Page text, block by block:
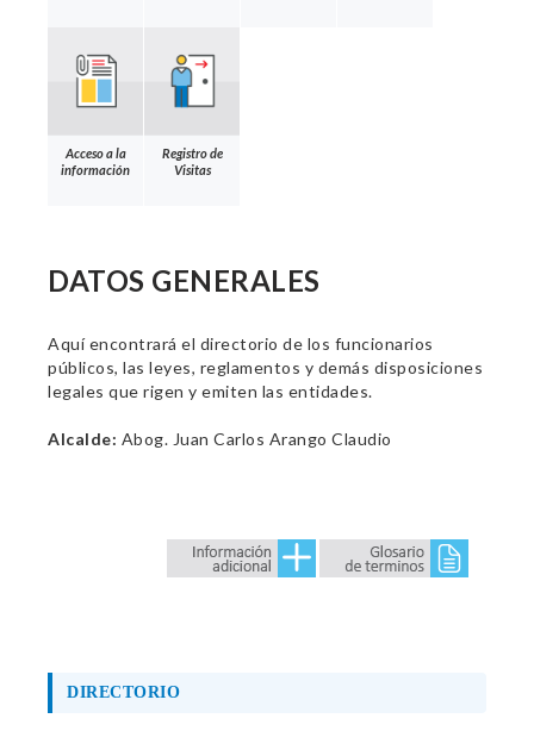
Acceso a la
información
Registro de
Visitas
DATOS GENERALES
Aquí encontrará el directorio de los funcionarios
públicos, las leyes, reglamentos y demás disposiciones
legales que rigen y emiten las entidades.
Alcalde: Abog. Juan Carlos Arango Claudio
DIRECTORIO